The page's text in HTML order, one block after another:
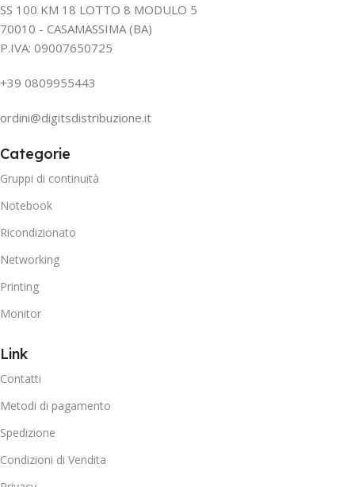
SS 100 KM 18 LOTTO 8 MODULO 5
70010 - CASAMASSIMA (BA)
P.IVA: 09007650725
+39 0809955443
ordini@digitsdistribuzione.it
Categorie
Gruppi di continuità
Notebook
Ricondizionato
Networking
Printing
Monitor
Link
Contatti
Metodi di pagamento
Spedizione
Condizioni di Vendita